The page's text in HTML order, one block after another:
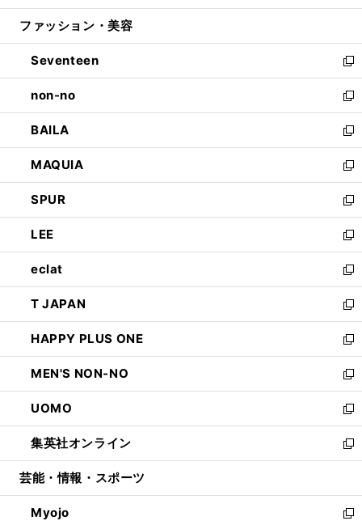
開
ウ
開
く
ン
ウ
で
開
く
ウ
ン
ド
ウ
で
開
く
ファッション・美容
Seventeen
新
し
い
ウ
ィ
ン
ド
ウ
で
開
く
non-no
新
し
い
ウ
ィ
ン
ド
ウ
で
開
く
BAILA
新
し
い
ウ
ィ
ン
ド
ウ
で
開
く
MAQUIA
新
し
い
ウ
ィ
ン
ド
ウ
で
開
く
SPUR
新
し
い
ウ
ィ
ン
ド
ウ
で
開
く
LEE
新
し
い
ウ
ィ
ン
ド
ウ
で
開
く
eclat
新
し
い
ウ
ィ
ン
ド
ウ
で
開
く
T JAPAN
新
し
い
ウ
ィ
ン
ド
ウ
で
開
HAPPY PLUS ONE
新
し
い
ウ
ィ
ン
ド
ウ
開
く
MEN'S NON-NO
新
し
い
ウ
ィ
ン
ウ
で
UOMO
新
し
い
ウ
ン
ド
集英社オンライン
新
し
ウ
ィ
芸能・情報・スポーツ
Myojo
新